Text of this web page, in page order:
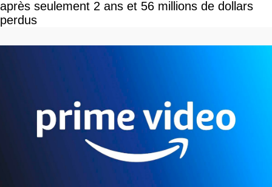
après seulement 2 ans et 56 millions de dollars
perdus